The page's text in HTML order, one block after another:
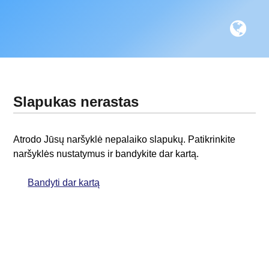
Slapukas nerastas
Atrodo Jūsų naršyklė nepalaiko slapukų. Patikrinkite
naršyklės nustatymus ir bandykite dar kartą.
Bandyti dar kartą